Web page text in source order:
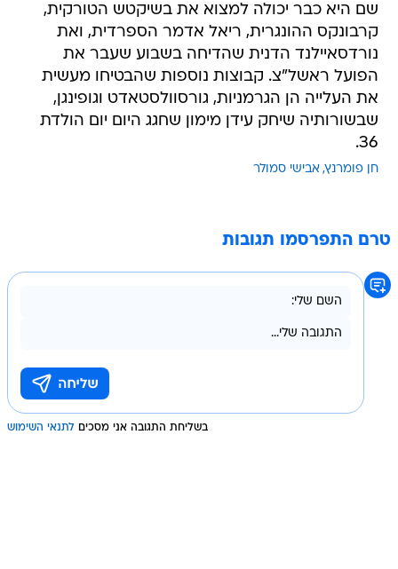
שם היא כבר יכולה למצוא את בשיקטש הטורקית,
קרבונקס ההונגרית, ריאל אדמר הספרדית, ואת
נורדסאיילנד הדנית שהדיחה בשבוע שעבר את
הפועל ראשל"צ. קבוצות נוספות שהבטיחו מעשית
את העלייה הן הגרמניות, גורסוולסטאדט וגופינגן,
שבשורותיה שיחק עידן מימון שחגג היום יום הולדת
36.
חן פומרנץ אבישי סמולר
טרם התפרסמו תגובות
בשליחת התגובה אני מסכים לתנאי השימוש